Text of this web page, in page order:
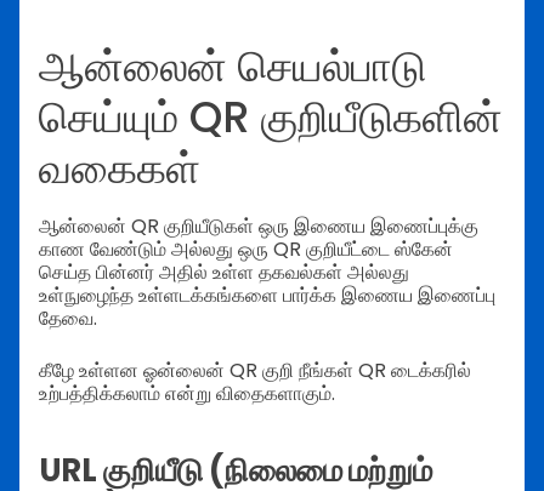
ஆன்லைன் செயல்பாடு
செய்யும் QR குறியீடுகளின்
வகைகள்
ஆன்லைன் QR குறியீடுகள் ஒரு இணைய இணைப்புக்கு
காண வேண்டும் அல்லது ஒரு QR குறியீட்டை ஸ்கேன்
செய்த பின்னர் அதில் உள்ள தகவல்கள் அல்லது
உள்நுழைந்த உள்ளடக்கங்களை பார்க்க இணைய இணைப்பு
தேவை.
கீழே உள்ளன ஓன்லைன் QR குறி நீங்கள் QR டைக்கரில்
உற்பத்திக்கலாம் என்று விதைகளாகும்.
URL குறியீடு (நிலைமை மற்றும்